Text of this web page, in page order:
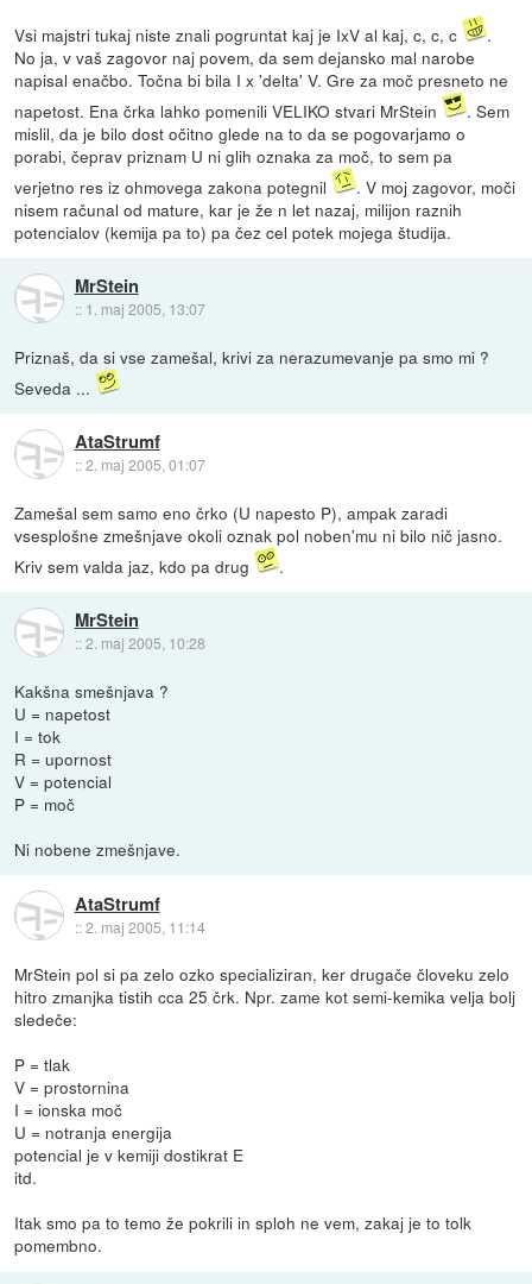
Vsi majstri tukaj niste znali pogruntat kaj je IxV al kaj, c, c, c
.
No ja, v vaš zagovor naj povem, da sem dejansko mal narobe
napisal enačbo. Točna bi bila I x 'delta' V. Gre za moč presneto ne
napetost. Ena črka lahko pomenili VELIKO stvari MrStein
. Sem
mislil, da je bilo dost očitno glede na to da se pogovarjamo o
porabi, čeprav priznam U ni glih oznaka za moč, to sem pa
verjetno res iz ohmovega zakona potegnil
. V moj zagovor, moči
nisem računal od mature, kar je že n let nazaj, milijon raznih
potencialov (kemija pa to) pa čez cel potek mojega študija.
MrStein
:: 1. maj 2005, 13:07
Priznaš, da si vse zamešal, krivi za nerazumevanje pa smo mi ?
Seveda ...
AtaStrumf
::2. maj 2005, 01:07
Zamešal sem samo eno črko (U napesto P), ampak zaradi
vsesplošne zmešnjave okoli oznak pol noben'mu ni bilo nič jasno.
Kriv sem valda jaz, kdo pa drug
.
MrStein
::2. maj 2005, 10:28
Kakšna smešnjava ?
U = napetost
I = tok
R = upornost
V = potencial
P = moč
Ni nobene zmešnjave.
AtaStrumf
::2. maj 2005, 11:14
MrStein pol si pa zelo ozko specializiran, ker drugače človeku zelo
hitro zmanjka tistih cca 25 črk. Npr. zame kot semi-kemika velja bolj
sledeče:
P = tlak
V = prostornina
I = ionska moč
U = notranja energija
potencial je v kemiji dostikrat E
itd.
Itak smo pa to temo že pokrili in sploh ne vem, zakaj je to tolk
pomembno.